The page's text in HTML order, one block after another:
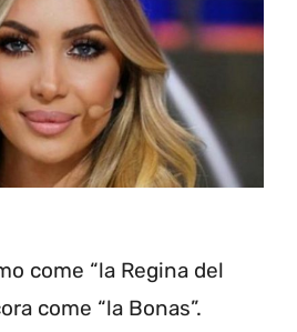
come “la Regina del
come “la Bonas”.